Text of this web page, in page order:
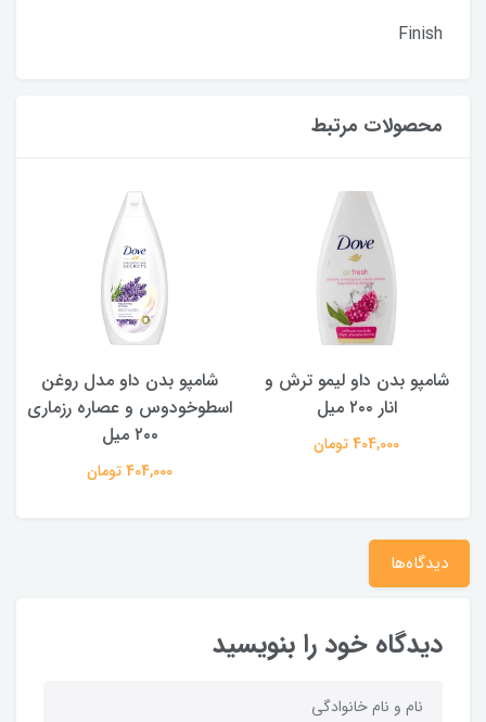
Finish
محصولات مرتبط
شامپو بدن داو لیمو ترش و
انار ۲۰۰ میل
404,000 تومان
شامپو بدن ‌داو مدل روغن
اسطوخودوس و عصاره رزماری
۲۰۰ میل
404,000 تومان
دیدگاه‌ها
دیدگاه خود را بنویسید